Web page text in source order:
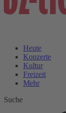
Heute
Konzerte
Kultur
Freizeit
Mehr
Suche